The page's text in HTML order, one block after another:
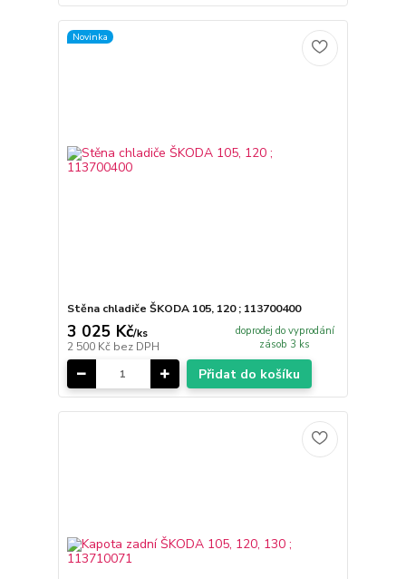
Novinka
Stěna chladiče ŠKODA 105, 120 ; 113700400
3 025 Kč/ks
2 500 Kč bez DPH
doprodej do vyprodání
zásob 3 ks
Přidat do košíku